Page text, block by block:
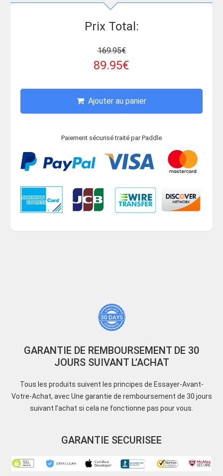
Prix ​​Total:
169.95€
89.95€
Ajouter au panier
Paiement sécurisé traité par Paddle
GARANTIE DE REMBOURSEMENT DE 30
JOURS SUIVANT L’ACHAT
Tous les produits suivent les principes de Essayer-Avant-
Votre-Achat, avec Une garantie de remboursement de 30 jours
suivant l’achat si cela ne fonctionne pas pour vous.
GARANTIE SECURISEE